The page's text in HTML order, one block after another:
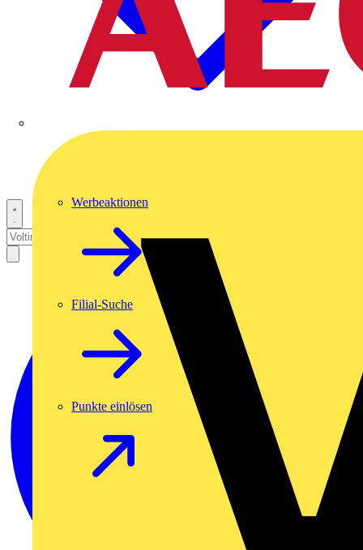
Werbeaktionen
Filial-Suche
Punkte einlösen